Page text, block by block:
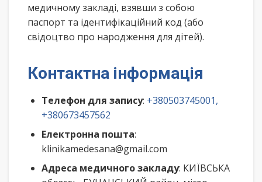
медичному закладі, взявши з собою
паспорт та ідентифікаційний код (або
свідоцтво про народження для дітей).
Контактна інформація
Телефон для запису: +380503745001,
+380673457562
Електронна пошта:
klinikamedesana@gmail.com
Адреса медичного закладу: КИЇВСЬКА